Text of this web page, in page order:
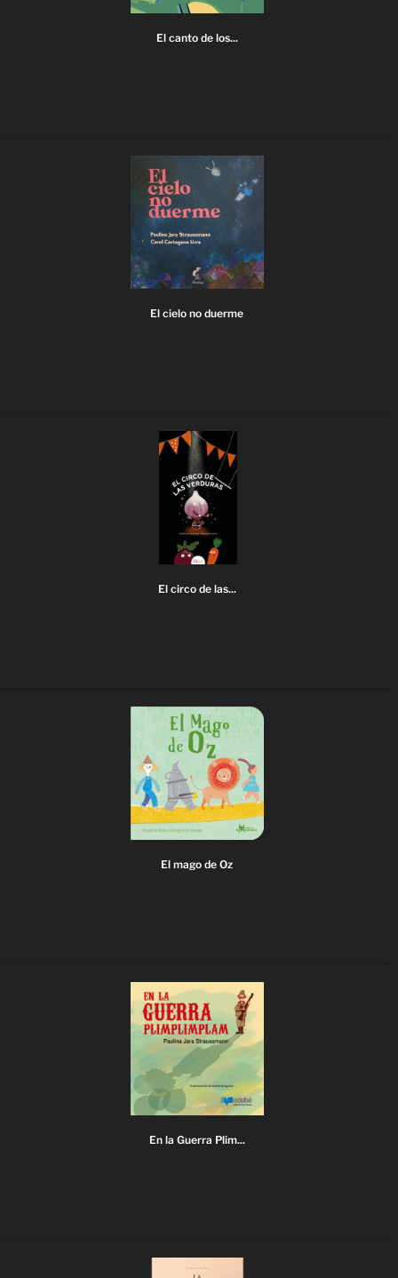
El canto de los...
El cielo no duerme
El circo de las...
El mago de Oz
En la Guerra Plim...